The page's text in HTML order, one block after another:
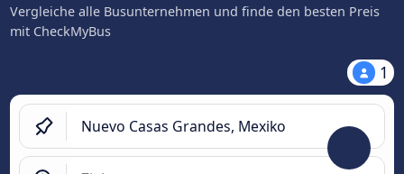
Vergleiche alle Busunternehmen und finde den besten Preis
mit CheckMyBus
1